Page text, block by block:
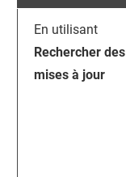
En utilisant
Rechercher des
mises à jour